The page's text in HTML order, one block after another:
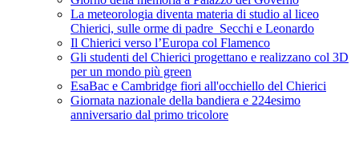
La meteorologia diventa materia di studio al liceo
Chierici, sulle orme di padre Secchi e Leonardo
Il Chierici verso l’Europa col Flamenco
Gli studenti del Chierici progettano e realizzano col 3D
per un mondo più green
EsaBac e Cambridge fiori all'occhiello del Chierici
Giornata nazionale della bandiera e 224esimo
anniversario dal primo tricolore